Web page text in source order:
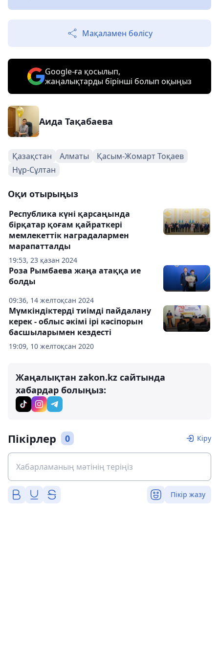
Мақаламен бөлісу
Google-ға қосылып,
жаңалықтарды бірінші болып оқыңыз
Аида Тақабаева
Қазақстан Алматы
Қасым-Жомарт Тоқаев
Нұр-Сұлтан
Оқи отырыңыз
19:53, 23 қазан 2024
Республика күні қарсаңында
бірқатар қоғам қайраткері
мемлекеттік наградалармен
марапатталды
09:36, 14 желтоқсан 2024
Роза Рымбаева жаңа атаққа ие
болды
19:09, 10 желтоқсан 2020
Мүмкіндіктерді тиімді пайдалану
керек - облыс әкімі ірі кәсіпорын
басшыларымен кездесті
Жаңалықтан zakon.kz сайтында
хабардар болыңыз:
Пікірлер 0 Кіру
Пікір жазу